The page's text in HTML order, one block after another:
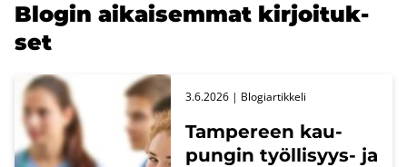
Blo­gin ai­kai­sem­mat kir­joi­tuk­
set
Tam­pe­reen kau­
pun­gin työllisyys-​ ja
3.6.2026 | Blo­giar­tik­ke­li